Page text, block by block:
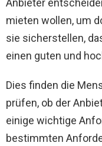
Anbieter
mieten wollen, um
sie sicherstellen,
einen guten und
Dies finden die
prüfen, ob der
einige wichtige
bestimmten